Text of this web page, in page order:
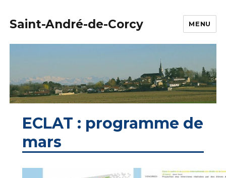
Saint-André-de-Corcy MENU
ECLAT : programme de
mars